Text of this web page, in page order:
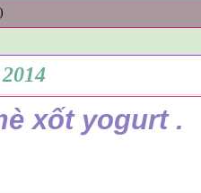
xốt yogurt .